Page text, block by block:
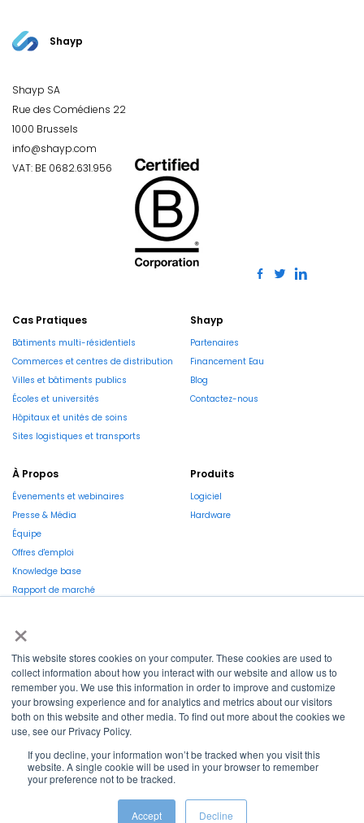
×
This website stores cookies on your computer. These cookies are used to
collect information about how you interact with our website and allow us to
remember you. We use this information in order to improve and customize
your browsing experience and for analytics and metrics about our visitors
both on this website and other media. To find out more about the cookies we
use, see our Privacy Policy.
If you decline, your information won’t be tracked when you visit this
website. A single cookie will be used in your browser to remember
your preference not to be tracked.
Accept Decline
Shayp
Shayp SA
Rue des Comédiens 22
1000 Brussels
info@shayp.com
VAT: BE 0682.631.956
Cas Pratiques
Bâtiments multi-résidentiels
Commerces et centres de distribution
Villes et bâtiments publics
Écoles et universités
Hôpitaux et unités de soins
Sites logistiques et transports
Shayp
Partenaires
Financement Eau
Blog
Contactez-nous
À Propos
Évenements et webinaires
Presse & Média
Équipe
Offres d'emploi
Knowledge base
Rapport de marché
Produits
Logiciel
Hardware
La Région et l’Europe investissent dans votre avenir !
Copyright © 2022
Grievance Mechanism